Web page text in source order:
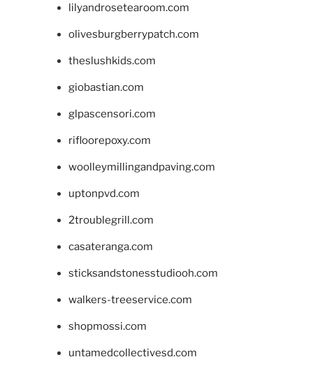
lilyandrosetearoom.com
olivesburgberrypatch.com
theslushkids.com
giobastian.com
glpascensori.com
rifloorepoxy.com
woolleymillingandpaving.com
uptonpvd.com
2troublegrill.com
casateranga.com
sticksandstonesstudiooh.com
walkers-treeservice.com
shopmossi.com
untamedcollectivesd.com